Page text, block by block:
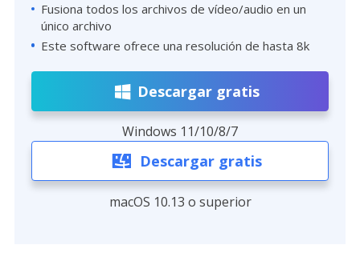
Fusiona todos los archivos de vídeo/audio en un
único archivo
Este software ofrece una resolución de hasta 8k
Descargar gratis
Windows 11/10/8/7
Descargar gratis
macOS 10.13 o superior